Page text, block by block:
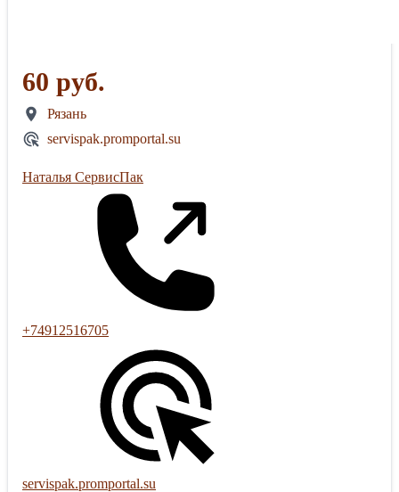
60 руб.
Рязань
servispak.promportal.su
Наталья СервисПак
+74912516705
servispak.promportal.su